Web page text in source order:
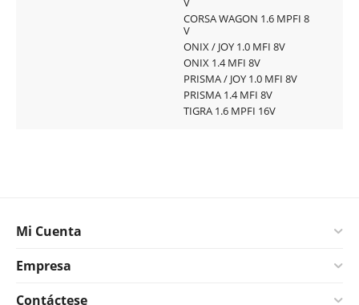
CORSA WAGON 1.6 MPFI 8
V
ONIX / JOY 1.0 MFI 8V
ONIX 1.4 MFI 8V
PRISMA / JOY 1.0 MFI 8V
PRISMA 1.4 MFI 8V
TIGRA 1.6 MPFI 16V
Mi Cuenta
Empresa
Contáctese